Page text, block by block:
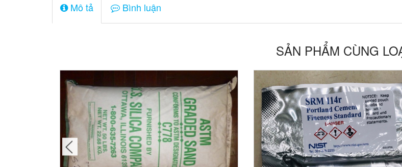
Mô tả Bình luận
SẢN PHẨM CÙNG